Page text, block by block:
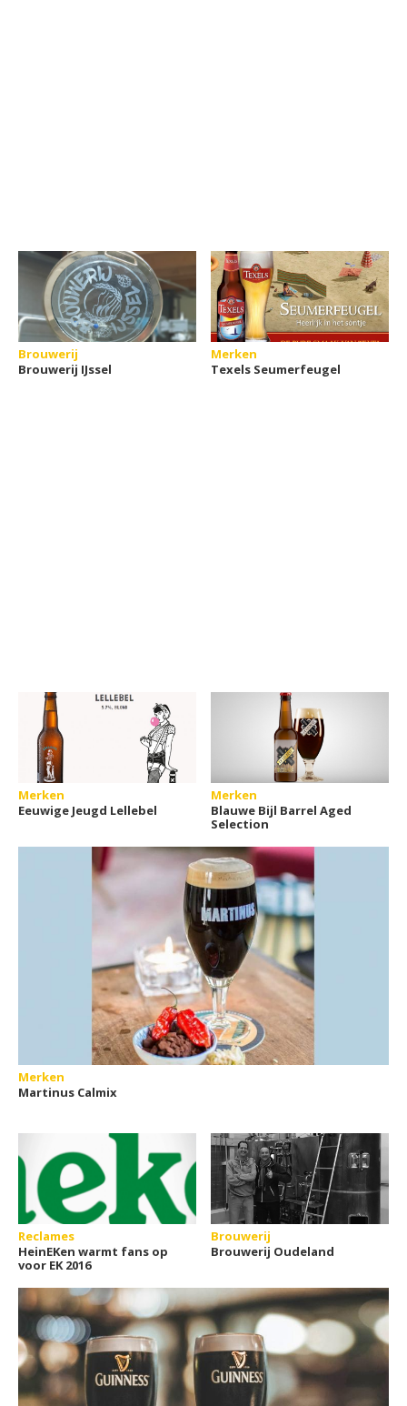
Brouwerij
Brouwerij IJssel
Merken
Texels Seumerfeugel
Merken
Eeuwige Jeugd Lellebel
Merken
Blauwe Bijl Barrel Aged
Selection
Merken
Martinus Calmix
Reclames
HeinEKen warmt fans op
voor EK 2016
Brouwerij
Brouwerij Oudeland